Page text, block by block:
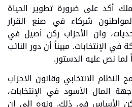
أكد على ضرورة تطوير الحياة
شركاء في صنع القرار
وان الأحزاب ركن أصيل في
في الإنتخابات. مبيناً أن دور النائب
لما نص عليه الدستور.
النظام الانتخابي وقانون الاحزاب
المال الأسود في الإنتخابات،
الأساس في ذلك. ونوه الى ان